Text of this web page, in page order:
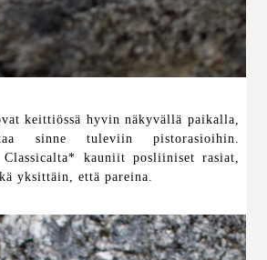
keittiössä hyvin näkyvällä paikalla,
sinne tuleviin pistorasioihin.
Classicalta* kauniit posliiniset rasiat,
yksittäin, että pareina.